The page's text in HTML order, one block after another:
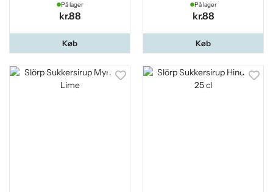
På lager
kr.88
Køb
På lager
kr.88
Køb